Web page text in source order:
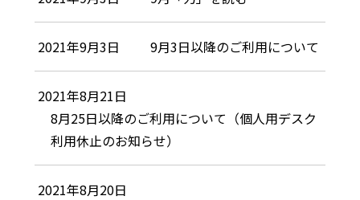
2021年9月3日 9月3日以降のご利用について
2021年8月21日
8月25日以降のご利用について（個人用デスク
利用休止のお知らせ）
2021年8月20日